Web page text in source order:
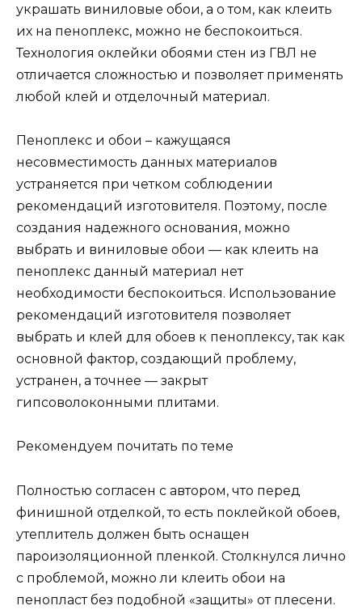
украшать виниловые обои, а о том, как клеить
их на пеноплекс, можно не беспокоиться.
Технология оклейки обоями стен из ГВЛ не
отличается сложностью и позволяет применять
любой клей и отделочный материал.
Пеноплекс и обои – кажущаяся
несовместимость данных материалов
устраняется при четком соблюдении
рекомендаций изготовителя. Поэтому, после
создания надежного основания, можно
выбрать и виниловые обои — как клеить на
пеноплекс данный материал нет
необходимости беспокоиться. Использование
рекомендаций изготовителя позволяет
выбрать и клей для обоев к пеноплексу, так как
основной фактор, создающий проблему,
устранен, а точнее — закрыт
гипсоволоконными плитами.
Рекомендуем почитать по теме
Полностью согласен с автором, что перед
финишной отделкой, то есть поклейкой обоев,
утеплитель должен быть оснащен
пароизоляционной пленкой. Столкнулся лично
с проблемой, можно ли клеить обои на
пенопласт без подобной «защиты» от плесени.